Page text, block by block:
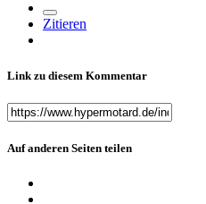
Zitieren
Link zu diesem Kommentar
Auf anderen Seiten teilen